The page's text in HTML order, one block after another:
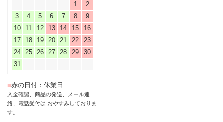
1
2
3
4 5 6 7 8
9
10
11 12 13 14 15
16
17
18 19 20 21 22
23
24
25 26 27 28 29
30
31
■赤の日付：休業日
入金確認、商品の発送、メール連
絡、電話受付は おやすみしておりま
す。